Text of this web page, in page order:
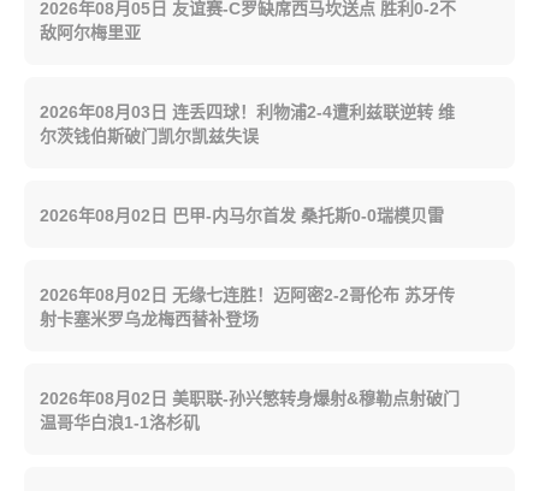
2026年08月05日 友谊赛-C罗缺席西马坎送点 胜利0-2不
敌阿尔梅里亚
2026年08月03日 连丢四球！利物浦2-4遭利兹联逆转 维
尔茨钱伯斯破门凯尔凯兹失误
2026年08月02日 巴甲-内马尔首发 桑托斯0-0瑞模贝雷
2026年08月02日 无缘七连胜！迈阿密2-2哥伦布 苏牙传
射卡塞米罗乌龙梅西替补登场
2026年08月02日 美职联-孙兴慜转身爆射&穆勒点射破门
温哥华白浪1-1洛杉矶